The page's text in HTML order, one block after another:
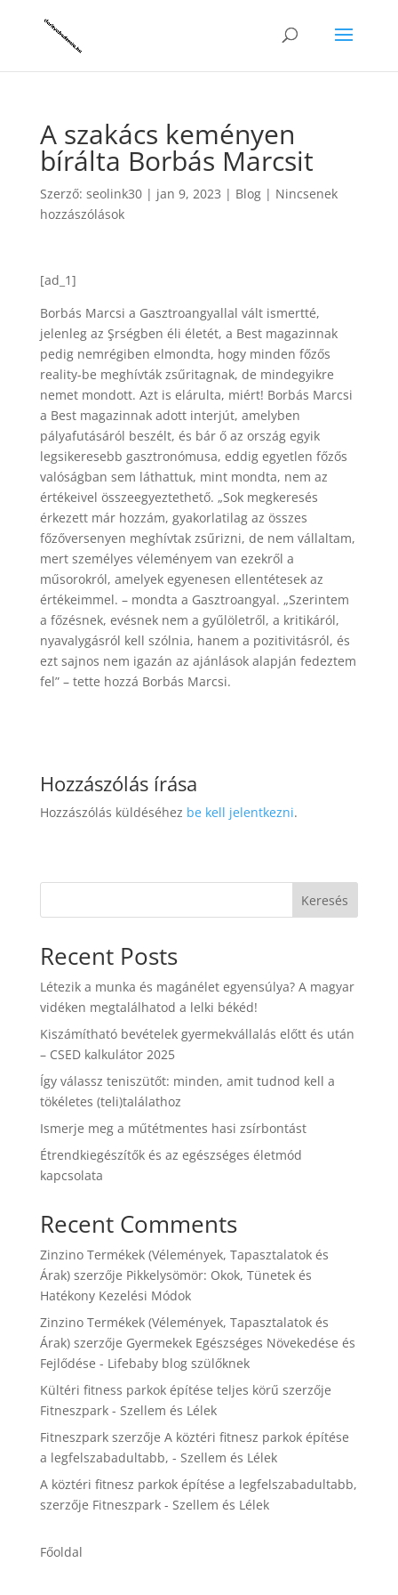
A szakács keményen
bírálta Borbás Marcsit
Szerző: seolink30| jan 9, 2023 | Blog| Nincsenek
hozzászólások
[ad_1]
Borbás Marcsi a Gasztroangyallal vált ismertté,
jelenleg az Şrségben éli életét, a Best magazinnak
pedig nemrégiben elmondta, hogy minden főzős
reality-be meghívták zsűritagnak, de mindegyikre
nemet mondott. Azt is elárulta, miért! Borbás Marcsi
a Best magazinnak adott interjút, amelyben
pályafutásáról beszélt, és bár ő az ország egyik
legsikeresebb gasztronómusa, eddig egyetlen főzős
valóságban sem láthattuk, mint mondta, nem az
értékeivel összeegyeztethető. „Sok megkeresés
érkezett már hozzám, gyakorlatilag az összes
főzőversenyen meghívtak zsűrizni, de nem vállaltam,
mert személyes véleményem van ezekről a
műsorokról, amelyek egyenesen ellentétesek az
értékeimmel. – mondta a Gasztroangyal. „Szerintem
a főzésnek, evésnek nem a gyűlöletről, a kritikáról,
nyavalygásról kell szólnia, hanem a pozitivitásról, és
ezt sajnos nem igazán az ajánlások alapján fedeztem
fel” – tette hozzá Borbás Marcsi.
Hozzászólás írása
Hozzászólás küldéséhez be kell jelentkezni.
Keresés
Recent Posts
Létezik a munka és magánélet egyensúlya? A magyar
vidéken megtalálhatod a lelki békéd!
Kiszámítható bevételek gyermekvállalás előtt és után
– CSED kalkulátor 2025
Így válassz teniszütőt: minden, amit tudnod kell a
tökéletes (teli)találathoz
Ismerje meg a műtétmentes hasi zsírbontást
Étrendkiegészítők és az egészséges életmód
kapcsolata
Recent Comments
Zinzino Termékek (Vélemények, Tapasztalatok és
Árak)szerzője Pikkelysömör: Okok, Tünetek és
Hatékony Kezelési Módok
Zinzino Termékek (Vélemények, Tapasztalatok és
Árak)szerzője Gyermekek Egészséges Növekedése és
Fejlődése - Lifebaby blog szülőknek
Kültéri fitness parkok építése teljes körű szerzője
Fitneszpark - Szellem és Lélek
Fitneszparkszerzője A köztéri fitnesz parkok építése
a legfelszabadultabb, - Szellem és Lélek
A köztéri fitnesz parkok építése a legfelszabadultabb,
szerzője Fitneszpark - Szellem és Lélek
Főoldal